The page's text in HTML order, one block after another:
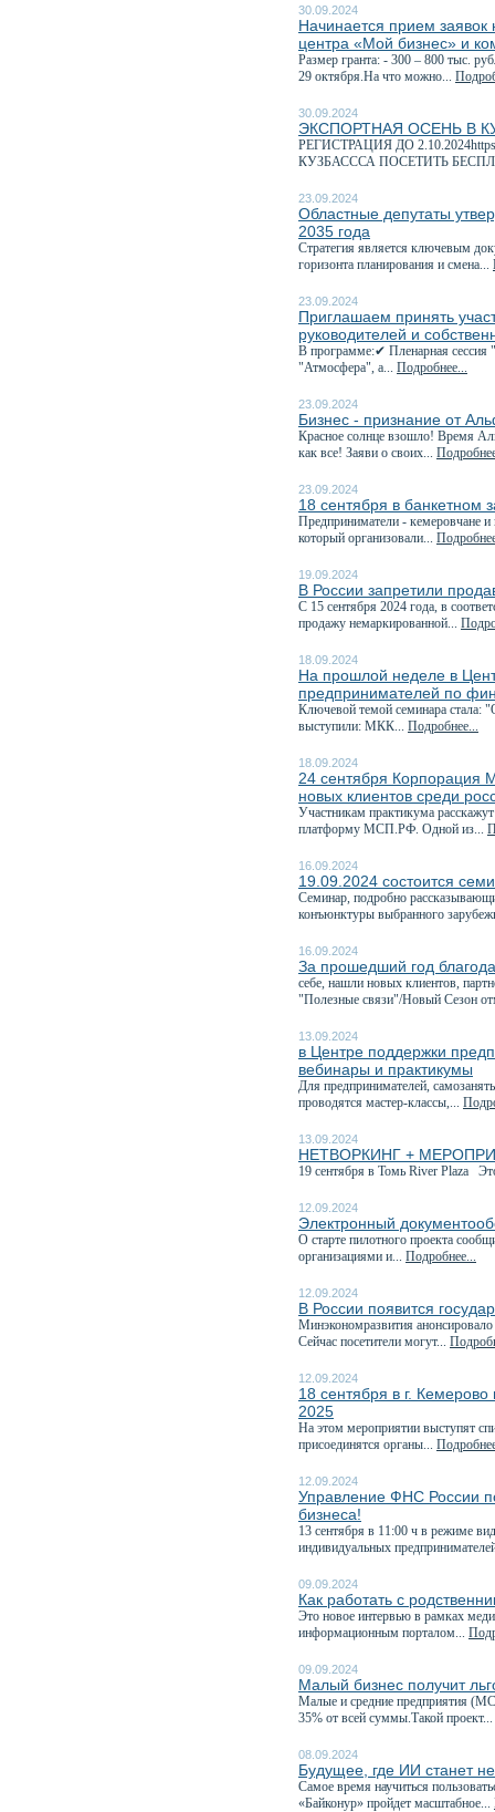
30.09.2024
Начинается прием заявок
центра «Мой бизнес» и
Размер гранта: - 300 – 800 тыс.
29 октября.На что можно...
30.09.2024
ЭКСПОРТНАЯ ОСЕНЬ В
РЕГИСТРАЦИЯ ДО
КУЗБАСССА ПОСЕТИТЬ
23.09.2024
Областные депутаты
2035 года
Стратегия является ключевым
горизонта планирования и смена...
23.09.2024
Приглашаем принять
руководителей и
В программе:✔ Пленарная сессия
"Атмосфера", а... Подробнее...
23.09.2024
Бизнес - признание от
Красное солнце взошло! Время
как все! Заяви о своих...
23.09.2024
18 сентября в банкетном
Предприниматели - кемеровчане
который организовали...
19.09.2024
В России запретили
С 15 сентября 2024 года, в
продажу немаркированной...
18.09.2024
На прошлой неделе в
предпринимателей по
Ключевой темой семинара стала:
выступили: МКК... Подробнее...
18.09.2024
24 сентября Корпорация
новых клиентов среди
Участникам практикума
платформу МСП.РФ. Одной из...
16.09.2024
19.09.2024 состоится
Семинар, подробно
конъюнктуры выбранного
16.09.2024
За прошедший год
себе, нашли новых клиентов,
"Полезные связи"/Новый Сезон
13.09.2024
в Центре поддержки
вебинары и практикумы
Для предпринимателей,
проводятся мастер-классы,...
13.09.2024
НЕТВОРКИНГ +
19 сентября в Томь River Plaza
12.09.2024
Электронный
О старте пилотного проекта
организациями и... Подробнее...
12.09.2024
В России появится
Минэкономразвития
Сейчас посетители могут...
12.09.2024
18 сентября в г.
2025
На этом мероприятии выступят
присоединятся органы...
12.09.2024
Управление ФНС России
бизнеса!
13 сентября в 11:00 ч в режиме
индивидуальных
09.09.2024
Как работать с
Это новое интервью в рамках
информационным порталом...
09.09.2024
Малый бизнес получит
Малые и средние предприятия
35% от всей суммы.Такой проект...
08.09.2024
Будущее, где ИИ станет
Самое время научиться
«Байконур» пройдет масштабное...